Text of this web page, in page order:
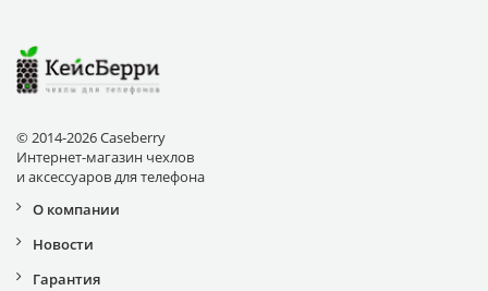
© 2014-2026 Caseberry
Интернет-магазин чехлов
и аксессуаров для телефона
О компании
Новости
Гарантия